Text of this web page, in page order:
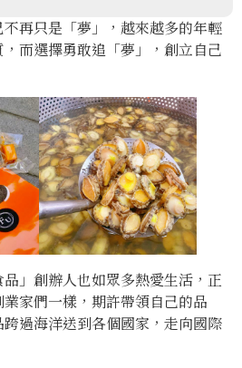
再只是「夢」，越來越多的年輕
而選擇勇敢追「夢」，創立自己
」創辦人也如眾多熱愛生活，正
家們一樣，期許帶領自己的品
過海洋送到各個國家，走向國際